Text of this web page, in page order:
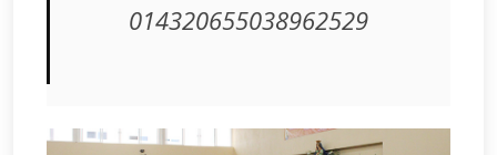
014320655038962529